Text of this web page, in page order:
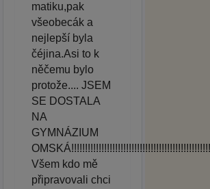
matiku,pak
všeobecák a
nejlepší byla
čéjina.Asi to k
něčemu bylo
protože.... JSEM
SE DOSTALA
NA
GYMNÁZIUM
Všem kdo mě
připravovali chci